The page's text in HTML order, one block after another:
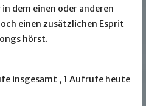
dem einen oder anderen
einen zusätzlichen Esprit
hörst.
insgesamt , 1 Aufrufe heute